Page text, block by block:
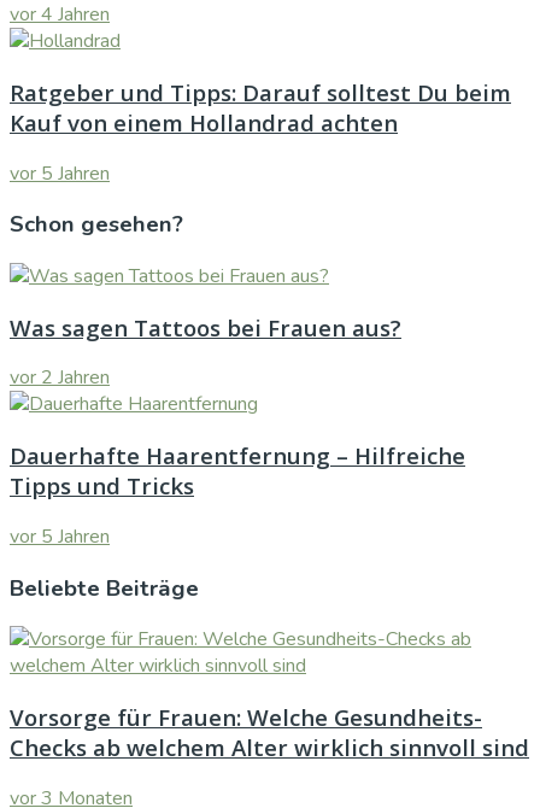
vor 4 Jahren
Ratgeber und Tipps: Darauf solltest Du beim
Kauf von einem Hollandrad achten
vor 5 Jahren
Schon gesehen?
Was sagen Tattoos bei Frauen aus?
vor 2 Jahren
Dauerhafte Haarentfernung – Hilfreiche
Tipps und Tricks
vor 5 Jahren
Beliebte Beiträge
Vorsorge für Frauen: Welche Gesundheits-
Checks ab welchem Alter wirklich sinnvoll sind
vor 3 Monaten